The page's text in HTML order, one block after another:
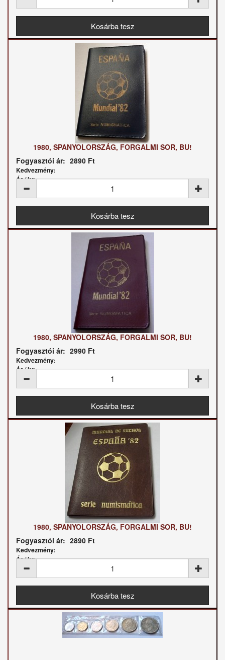
1980, SPANYOLORSZÁG, FORGALMI SOR, BU!
Fogyasztói ár: 2890 Ft
Kedvezmény:
Ár / kg:
1980, SPANYOLORSZÁG, FORGALMI SOR, BU!
Fogyasztói ár: 2990 Ft
Kedvezmény:
Ár / kg:
1980, SPANYOLORSZÁG, FORGALMI SOR, BU!
Fogyasztói ár: 2890 Ft
Kedvezmény:
Ár / kg: